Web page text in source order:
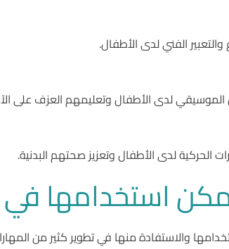
الفني لدى الأطفال.
لدى الأطفال وتعليمهم العزف على
الحركية لدى الأطفال وتعزيز صحتهم البدنية.
استخدامها في
والاستفادة منها في تطوير كثير من